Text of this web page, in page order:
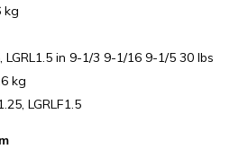
kg
LGRL1.5 in 9-1/3 9-1/16 9-1/5 30 lbs
kg
LGRLF1.5